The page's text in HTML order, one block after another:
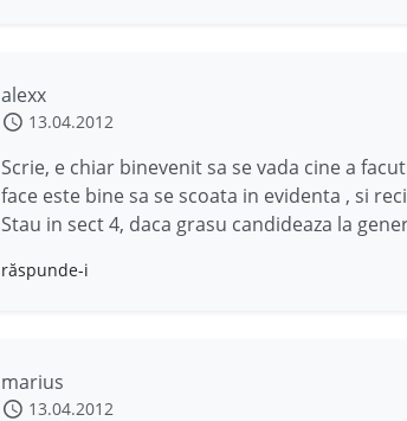
alexx
13.04.2012
Scrie, e chiar binevenit sa se vada cine a
face este bine sa se scoata in evidenta , si
Stau in sect 4, daca grasu candideaza la
răspunde-i
marius
13.04.2012